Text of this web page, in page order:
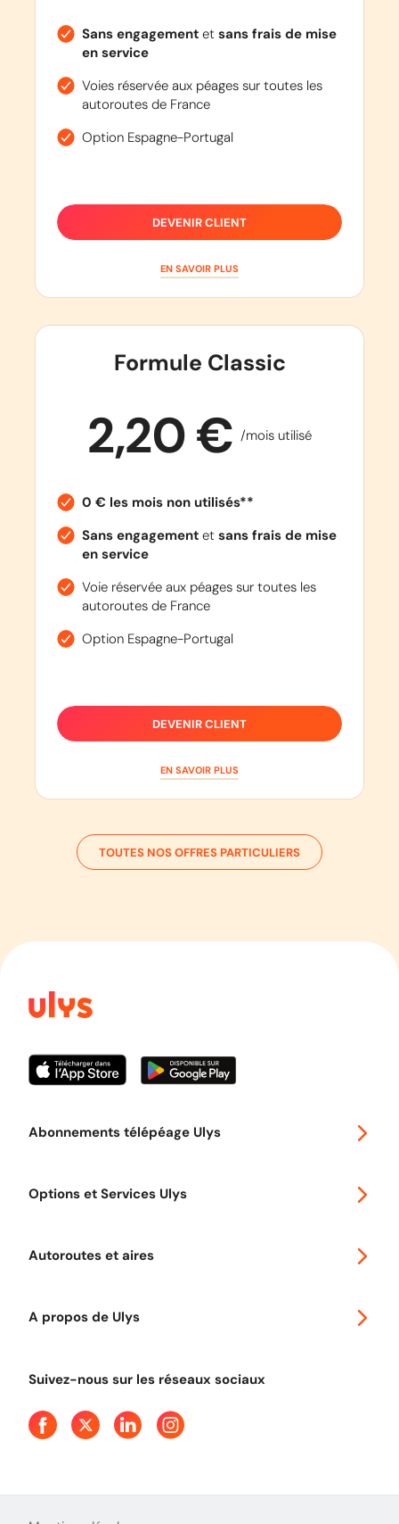
Sans engagementet sans frais de mise
en service
Voies réservée aux péages sur toutes les
autoroutes de France
Option Espagne-Portugal
DEVENIR CLIENT
EN SAVOIR PLUS
Formule Classic
2,20 € /mois utilisé
0 € les mois non utilisés**
Sans engagementet sans frais de mise
en service
Voie réservée aux péages sur toutes les
autoroutes de France
Option Espagne-Portugal
DEVENIR CLIENT
EN SAVOIR PLUS
TOUTES NOS OFFRES PARTICULIERS
Abonnements télépéage Ulys
Options et Services Ulys
Autoroutes et aires
A propos de Ulys
Presse
Suivez-nous sur les réseaux sociaux